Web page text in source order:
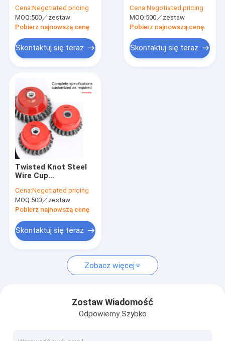
Szczotka do paska nylonowego
Szczotki do zamiatarek drogowych
Szczotki do czyszczenia gospodarstwa domowego
Szczotka do maszyn tekstylnych
Szczotki druciane ze stali nierdzewnej
Szczotka do czyszczenia długich rur
Obrotowa szczotka
pyłoszczelna
Cena:Negotiated pricing
MOQ:500／zestaw
Pobierz najnowszą cenę
Skontaktuj się teraz
karbowanego drutu
stalowego do
szlifierki
Cena:Negotiated pricing
MOQ:500／zestaw
Pobierz najnowszą cenę
Skontaktuj się teraz
Twisted Knot Steel
Wire Cup
szczotki obrotowe
używane do
czyszczenia
Cena:Negotiated pricing
MOQ:500／zestaw
Pobierz najnowszą cenę
Skontaktuj się teraz
Zobacz więcej
Zostaw Wiadomość
Odpowiemy Szybko